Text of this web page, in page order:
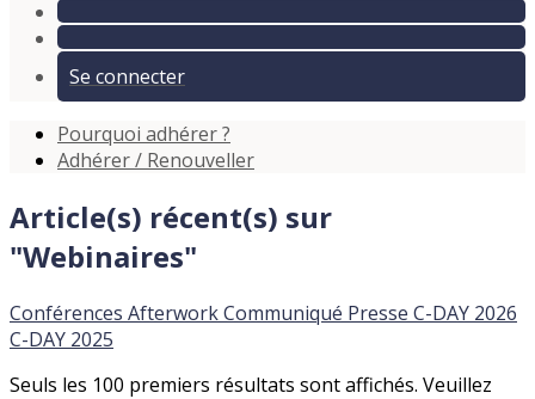
Se connecter
Pourquoi adhérer ?
Adhérer / Renouveller
Article(s) récent(s) sur
"Webinaires"
Conférences AfterworkCommuniqué Presse C-DAY 2026
C-DAY 2025
Seuls les 100 premiers résultats sont affichés. Veuillez